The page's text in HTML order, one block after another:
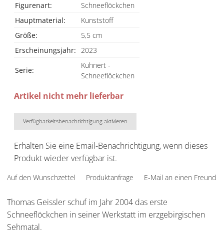
Figurenart:
Schneeflöckchen
Hauptmaterial:
Kunststoff
Größe:
5,5 cm
Erscheinungsjahr: 2023
Serie:
Kuhnert -
Schneeflöckchen
Artikel nicht mehr lieferbar
Verfügbarkeitsbenachrichtigung aktivieren
Erhalten Sie eine Email-Benachrichtigung, wenn dieses
Produkt wieder verfügbar ist.
Auf den Wunschzettel Produktanfrage E-Mail an einen Freund
Thomas Geissler schuf im Jahr 2004 das erste
Schneeflöckchen in seiner Werkstatt im erzgebirgischen
Sehmatal.